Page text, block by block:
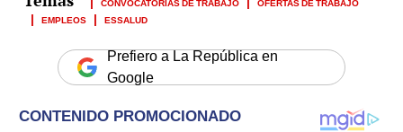
EMPLEOS
ESSALUD
Prefiero a La República en
Google